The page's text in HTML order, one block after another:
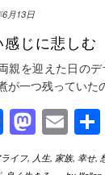
6月13日
感じに悲しむ
親を迎えた日の
が一つ残っていた
Facebook
イフ, 人生, 家族, 幸せ,